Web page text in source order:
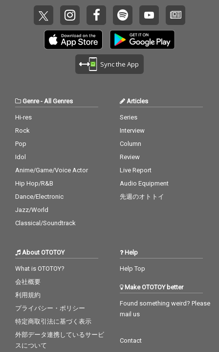
R&Bまでもを射程に捉
えたような、今こそ、
そしてこの先も長く聴
かれるであろうバラエ
ティに富む軽やかな傑
作が完成！何かを失う
こと、さよならをする
こと、つい逃避してし
なことを、とりあえず
は音楽という壁に、心
の赴くままスケッチし
はきっと、今までだれ
に触れてくれる素敵な
グラフィティになるは
ちと遊んでよ、シャム
キャッツ！
Sync the App
Genre-All Genres
Hi-res
Rock
Pop
Idol
Anime/Game/Voice Actor
Hip Hop/R&B
Dance/Electronic
Jazz/World
Classical/Soundtrack
Articles
Series
Interview
Column
Review
Live Report
Audio Equipment
先週のオトトイ
About OTOTOY
What is OTOTOY?
会社概要
利用規約
プライバシー・ポリシー
特定商取引法に基づく表示
外部データ連携しているサービ
スについて
Help
Help Top
Make OTOTOY better
Found something weird? Please
mail us
Contact